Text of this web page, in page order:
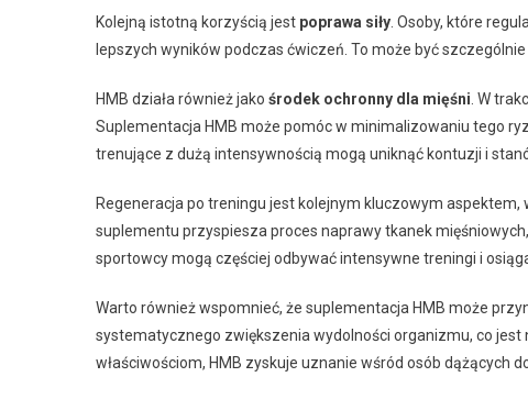
Kolejną istotną korzyścią jest poprawa siły . Osoby, które
lepszych wyników podczas ćwiczeń. To może być
HMB działa również jako środek ochronny dla mięśni . W
Suplementacja HMB może pomóc w minimalizowaniu tego
trenujące z dużą intensywnością mogą uniknąć kontuzji i
Regeneracja po treningu jest kolejnym kluczowym
suplementu przyspiesza proces naprawy tkanek
sportowcy mogą częściej odbywać intensywne treningi i
Warto również wspomnieć, że suplementacja HMB może
systematycznego zwiększenia wydolności organizmu, co
właściwościom, HMB zyskuje uznanie wśród osób dążących